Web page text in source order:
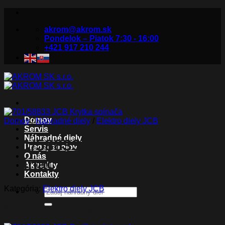
akrom@akrom.sk
Pondelok – Piatok 7:30 - 16:00
+421 917 210 244
Domov
Servis
Náhradné diely
Predaj strojov
O nás
Aktuality
Kontakty
Hľadať:
Domov / Náhradné diely / Elektro diely JCB
701/58833 JCB Krytka
spínača
Kategória: Elektro diely JCB
Súvisiace produkty